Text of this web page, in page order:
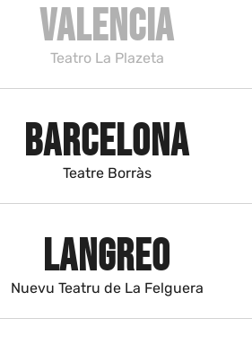
VALENCIA
Teatro La Plazeta
BARCELONA
Teatre Borràs
LANGREO
Nuevu Teatru de La Felguera